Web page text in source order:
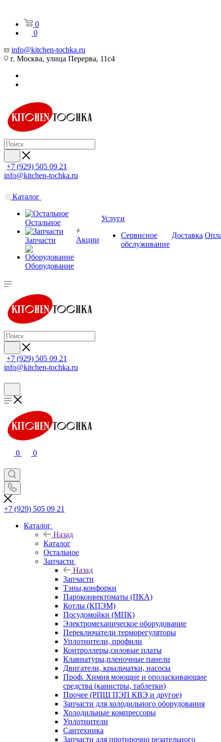
0
0
info@kitchen-tochka.ru
г. Москва, улица Перерва, 11с4
+7 (929) 505 09 21
info@kitchen-tochka.ru
Каталог
Остальное
Запчасти
Оборудование
Акции
Услуги
Сервисное
обслуживание
Доставка
+7 (929) 505 09 21
info@kitchen-tochka.ru
0 0
+7 (929) 505 09 21
Каталог
Назад
Каталог
Остальное
Запчасти
Назад
Запчасти
Тэны,конфорки
Пароконвектоматы (ПКА)
Котлы (КПЭМ)
Посудомойки (МПК)
Электромеханическое оборудование
Переключатели терморегуляторы
Уплотнители, профили
Контроллеры,силовые платы
Клавиатуры,пленочные панели
Двигатели, крыльчатки, насосы
Проф. Химия моющие и ополаскивающие
средства (канистры, таблетки)
Прочее (РПШ ПЭП КВЭ и другое)
Запчасти для холодильного оборудования
Холодильные компрессоры
Уплотнители
Сантехника
Запчасти для протирочно резательного